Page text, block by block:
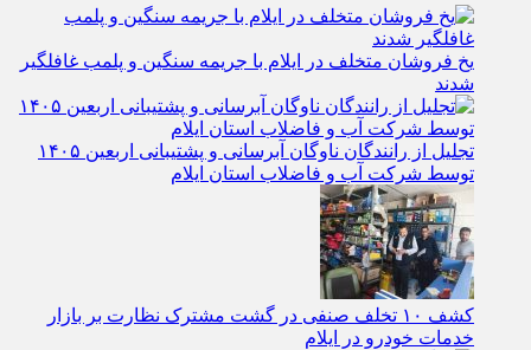
یخ‌ فروشان متخلف در ایلام با جریمه سنگین و پلمب غافلگیر
شدند
تجلیل از رانندگان ناوگان آبرسانی و پشتیبانی اربعین ۱۴۰۵
توسط شرکت آب و فاضلاب استان ایلام
کشف ۱۰ تخلف صنفی در گشت مشترک نظارت بر بازار
خدمات خودرو در ایلام